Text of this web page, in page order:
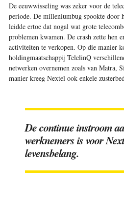
De eeuwwisseling was zeker voor de
periode. De milleniumbug spookte door
leidde ertoe dat nogal wat grote
problemen kwamen. De crash zette hen
activiteiten te verkopen. Op die manier
holdingmaatschappij TelelinQ
netwerken overnemen zoals van Matra,
manier kreeg Nextel ook enkele
De continue instroom
werknemers is voor
levensbelang.